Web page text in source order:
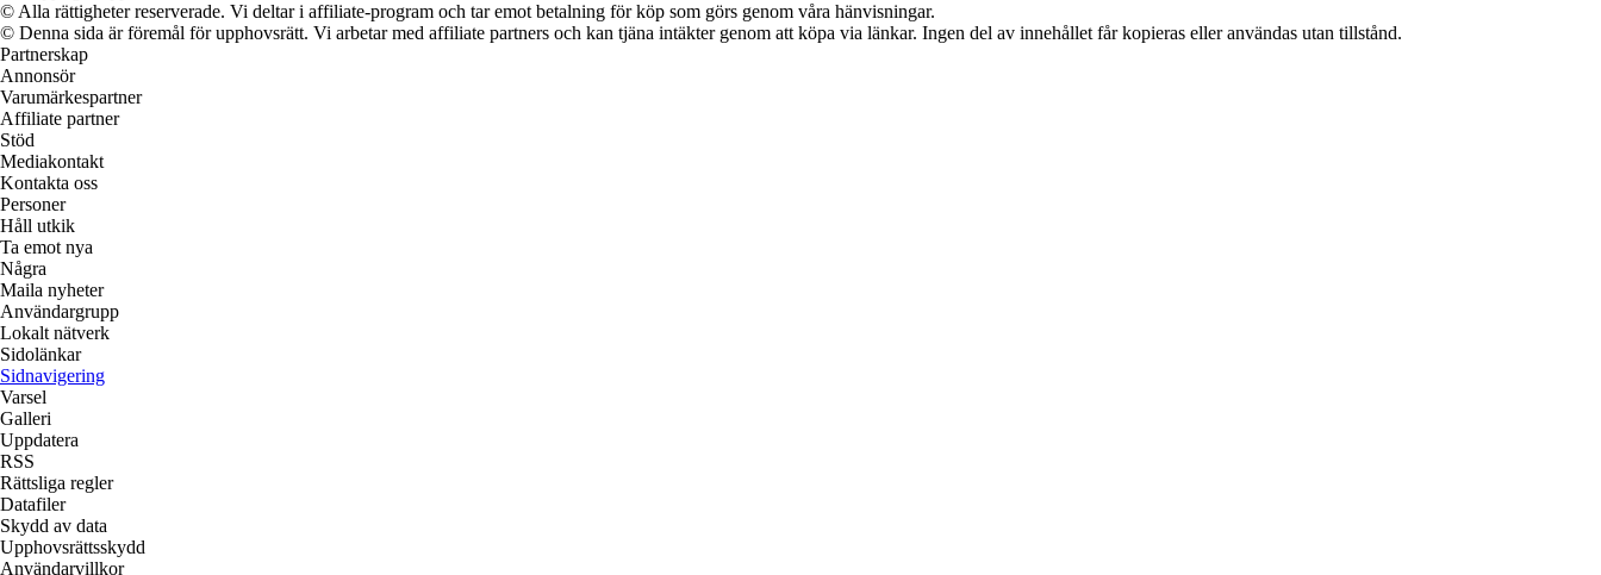
© Alla rättigheter reserverade. Vi deltar i affiliate-program och tar emot betalning för köp som görs genom våra hänvisningar.
© Denna sida är föremål för upphovsrätt. Vi arbetar med affiliate partners och kan tjäna intäkter genom att köpa via länkar. Ingen del av innehållet får kopieras eller användas utan tillstånd.
Partnerskap
Annonsör
Varumärkespartner
Affiliate partner
Stöd
Mediakontakt
Kontakta oss
Personer
Håll utkik
Ta emot nya
Några
Maila nyheter
Användargrupp
Lokalt nätverk
Sidolänkar
Sidnavigering
Varsel
Galleri
Uppdatera
RSS
Rättsliga regler
Datafiler
Skydd av data
Upphovsrättsskydd
Användarvillkor